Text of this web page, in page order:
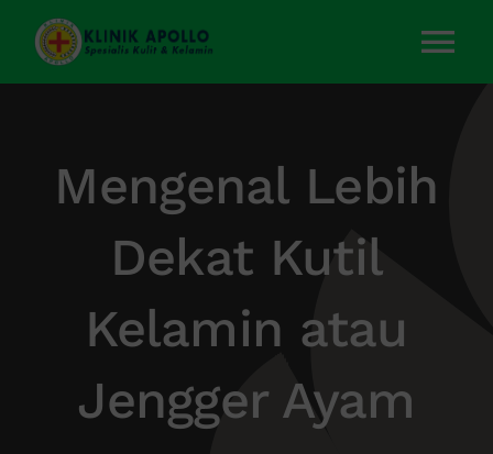
Skip
content
Layanan Kami
Tentang Kami
Kontak Kami
Mengenal Lebih
Dekat Kutil
Kelamin atau
Jengger Ayam